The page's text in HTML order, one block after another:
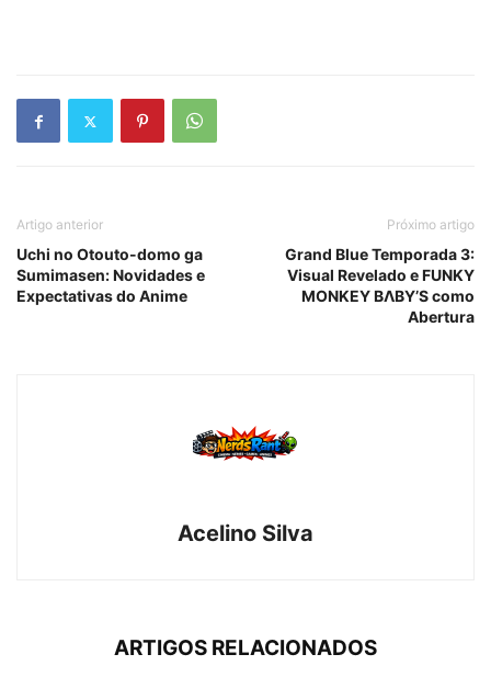
Artigo anterior
Uchi no Otouto-domo ga
Sumimasen: Novidades e
Expectativas do Anime
Próximo artigo
Grand Blue Temporada 3:
Visual Revelado e FUNKY
MONKEY BΛBY’S como
Abertura
Acelino Silva
ARTIGOS RELACIONADOS